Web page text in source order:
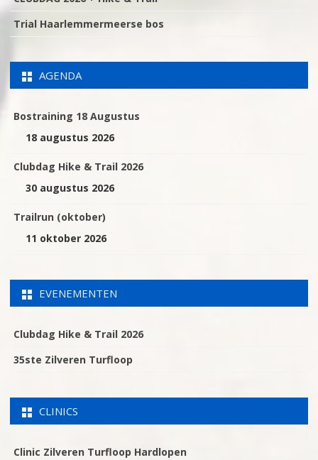
Trial Haarlemmermeerse bos
AGENDA
Bostraining 18 Augustus
18 augustus 2026
Clubdag Hike & Trail 2026
30 augustus 2026
Trailrun (oktober)
11 oktober 2026
EVENEMENTEN
Clubdag Hike & Trail 2026
35ste Zilveren Turfloop
CLINICS
Clinic Zilveren Turfloop Hardlopen